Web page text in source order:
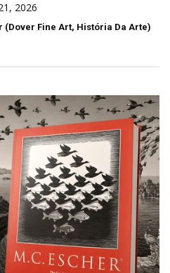
2026
(Dover Fine Art, História Da Arte)